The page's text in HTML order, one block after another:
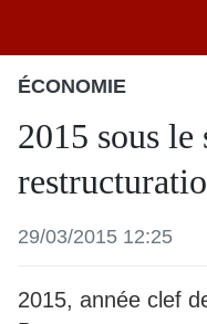
ÉCONOMIE
2015 sous le
29/03/2015 12:25
2015, année clef